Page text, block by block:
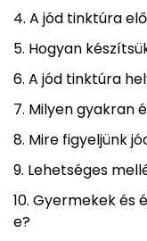
A jód tinktúra
Hogyan
A jód tinktúra
Milyen gyakran
Mire figyeljünk
Lehetséges
Gyermekek és
e?